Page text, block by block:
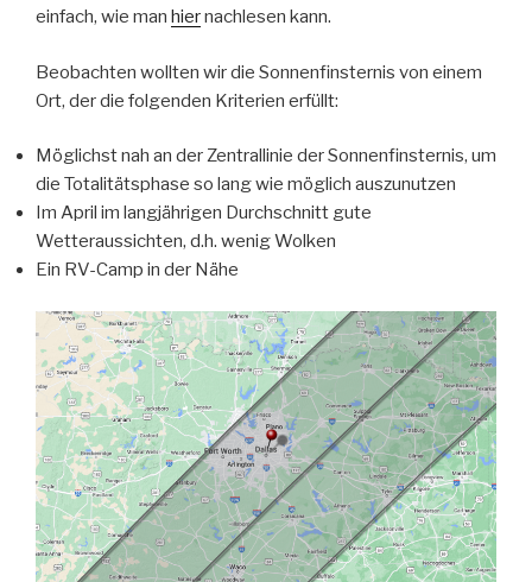
einfach, wie man hiernachlesen kann.
Beobachten wollten wir die Sonnenfinsternis von einem
Ort, der die folgenden Kriterien erfüllt:
Möglichst nah an der Zentrallinie der Sonnenfinsternis, um
die Totalitätsphase so lang wie möglich auszunutzen
Im April im langjährigen Durchschnitt gute
Wetteraussichten, d.h. wenig Wolken
Ein RV-Camp in der Nähe